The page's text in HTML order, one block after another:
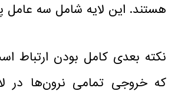
هستند. این لایه شامل سه عامل
نکته بعدی کامل بودن ارتباط
که خروجی تمامی نرون‌ها در